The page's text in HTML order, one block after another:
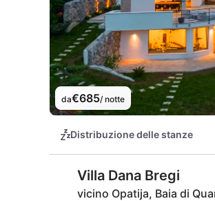
da€685/ notte
Distribuzione delle stanze
Villa Dana Bregi
vicino Opatija, Baia di